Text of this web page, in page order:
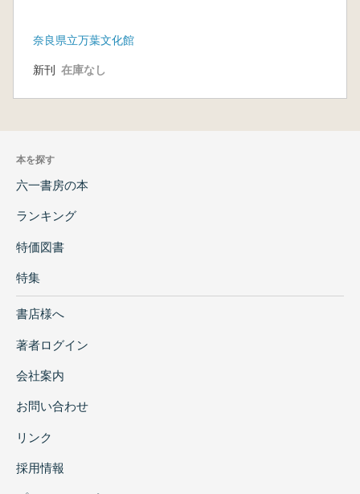
奈良県立万葉文化館
新刊 在庫なし
本を探す
六一書房の本
ランキング
特価図書
特集
書店様へ
著者ログイン
会社案内
お問い合わせ
リンク
採用情報